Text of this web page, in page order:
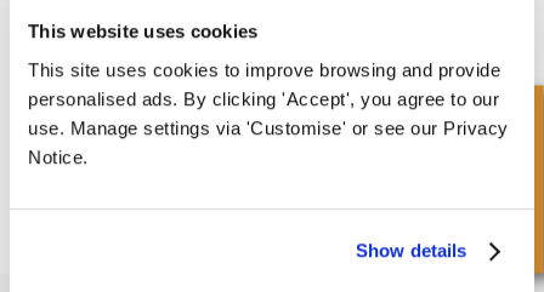
This website uses cookies
This site uses cookies to improve browsing and provide
personalised ads. By clicking 'Accept', you agree to our
use. Manage settings via 'Customise' or see our Privacy
Notice.
Show details
11 Voorraad
Gratis collectiebeschikbaar, OF kies
Snel onderzoek